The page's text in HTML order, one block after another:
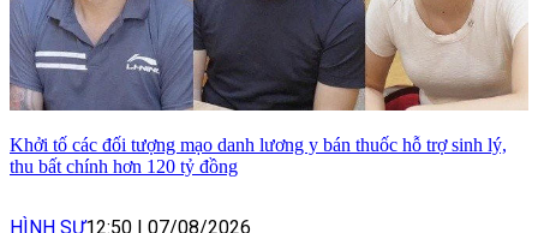
Khởi tố các đối tượng mạo danh lương y bán thuốc hỗ trợ sinh lý,
thu bất chính hơn 120 tỷ đồng
HÌNH SỰ12:50 07/08/2026